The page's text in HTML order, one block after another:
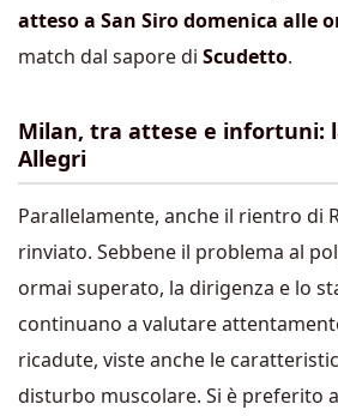
atteso a San Siro domenica alle
match dal sapore di Scudetto.
Milan, tra attese e infortuni:
Allegri
Parallelamente, anche il rientro di
rinviato. Sebbene il problema al
ormai superato, la dirigenza e lo
continuano a valutare
ricadute, viste anche le
disturbo muscolare. Si è preferito